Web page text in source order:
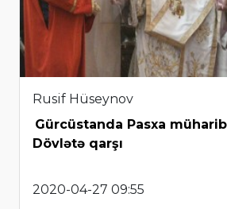
Rusif Hüseynov
Gürcüstanda Pasxa
Dövlətə qarşı
2020-04-27 09:55